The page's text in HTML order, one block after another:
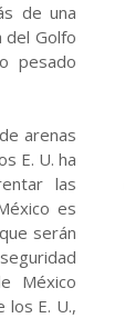
de una
del Golfo
pesado
arenas
E. U. ha
las
es
serán
México
E. U.,